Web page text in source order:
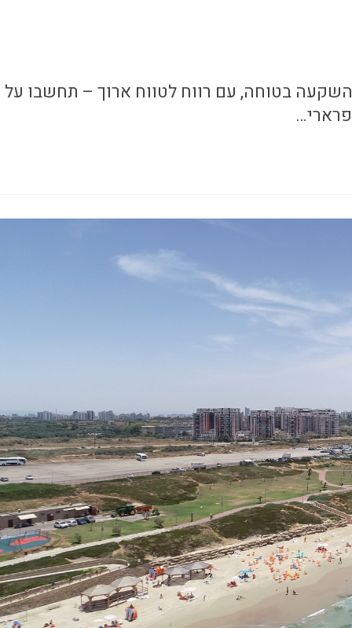
בטוחה, עם רווח לטווח ארוך – תחשבו על